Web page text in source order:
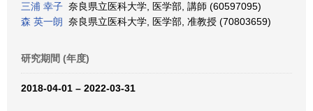
三浦 幸子 奈良県立医科大学, 医学部, 講師 (60597095)
森 英一朗 奈良県立医科大学, 医学部, 准教授 (70803659)
研究期間 (年度)
2018-04-01 – 2022-03-31